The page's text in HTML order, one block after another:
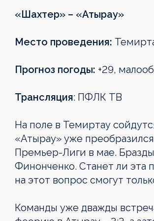
OLIMPBET
ПРЕМЬЕР-
ЛИГА
1XBET
ПЕРВАЯ
ЛИГА
OLIMPBET-
КУБОК
Новости
Календарь
ВТОРАЯ
ЛИГА
Новости
Календарь
OLIMPBET-
СУПЕРКУБОК
Новости
Календарь
ЖЕНСКАЯ
ЛИГА
Новости
Календарь
ЖЕНСКИЙ
КУБОК
Новости
Календарь
1XBET
КУБОК
ЛИГИ
Руководство
«Шахтер» – «Атырау»
Место проведения:
Прогноз погоды: +29,
Трансляция: ПФЛК ТВ
На поле в Темиртау
«Атырау» уже
Премьер-Лиги в мае.
Финонченко. Станет ли эта
на этот вопрос смогут
Команды уже дважды